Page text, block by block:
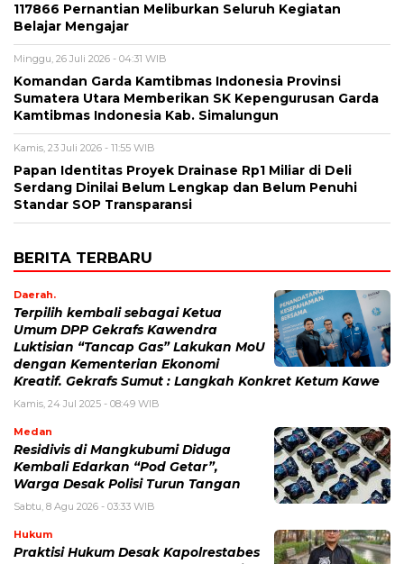
117866 Pernantian Meliburkan Seluruh Kegiatan
Belajar Mengajar
Minggu, 26 Juli 2026 - 04:31 WIB
Komandan Garda Kamtibmas Indonesia Provinsi
Sumatera Utara Memberikan SK Kepengurusan Garda
Kamtibmas Indonesia Kab. Simalungun
Kamis, 23 Juli 2026 - 11:55 WIB
Papan Identitas Proyek Drainase Rp1 Miliar di Deli
Serdang Dinilai Belum Lengkap dan Belum Penuhi
Standar SOP Transparansi
BERITA TERBARU
Daerah.
Terpilih kembali sebagai Ketua
Umum DPP Gekrafs Kawendra
Luktisian “Tancap Gas” Lakukan MoU
dengan Kementerian Ekonomi
Kreatif. Gekrafs Sumut : Langkah Konkret Ketum Kawe
Kamis, 24 Jul 2025 - 08:49 WIB
Medan
Residivis di Mangkubumi Diduga
Kembali Edarkan “Pod Getar”,
Warga Desak Polisi Turun Tangan
Sabtu, 8 Agu 2026 - 03:33 WIB
Hukum
Praktisi Hukum Desak Kapolrestabes